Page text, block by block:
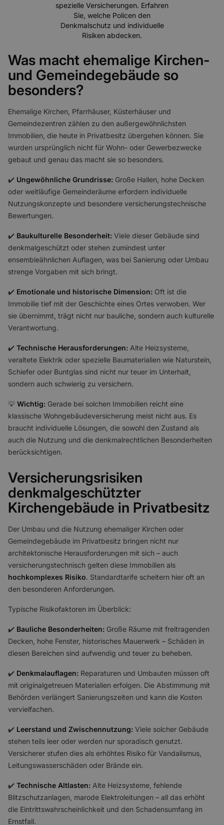
spezielle Versicherungen. Erfahren
Sie, welche Policen den
Denkmalschutz und individuelle
Risiken abdecken.
Was macht ehemalige Kirchen-
und Gemeindegebäude so
besonders?
Ehemalige Kirchen, Pfarrhäuser, Küsterhäuser und
Gemeindezentren zählen zu den außergewöhnlichsten
Immobilien, die heute in Privatbesitz übergehen können. Sie
wurden ursprünglich nicht für Wohn- oder Gewerbezwecke
gebaut und genau das macht sie so besonders.
✔️ Ungewöhnliche Grundrisse: Große Hallen, hohe Decken
oder weitläufige Gemeinderäume erfordern individuelle
Nutzungskonzepte und besondere versicherungstechnische
Bewertungen.
✔️ Baukulturelle Besonderheit: Viele dieser Gebäude sind
denkmalgeschützt oder stehen zumindest unter
ensembleähnlichen Auflagen, was bei Sanierung oder Umbau
strenge Vorgaben mit sich bringt.
✔️ Emotionale und historische Dimension: Oft ist die
Immobilie tief mit der Geschichte eines Ortes verwoben. Wer
sie übernimmt, trägt nicht nur bauliche, sondern auch kulturelle
Verantwortung.
✔️ Technische Herausforderungen: Alte Heizsysteme,
veraltete Elektrik oder spezielle Baumaterialien wie Naturstein,
Schiefer oder Buntglas sind nicht nur teuer im Unterhalt,
sondern auch schwierig zu versichern.
💡 Wichtig: Gerade bei solchen Immobilien reicht eine
klassische Wohngebäudeversicherung meist nicht aus. Es
braucht individuelle Lösungen, die sowohl den Zustand als
auch die Nutzung und die denkmalrechtlichen Besonderheiten
berücksichtigen.
Versicherungsrisiken
denkmalgeschützter
Kirchengebäude in Privatbesitz
Der Umbau und die Nutzung ehemaliger Kirchen oder
Gemeindegebäude im Privatbesitz bringen nicht nur
architektonische Herausforderungen mit sich – auch
versicherungstechnisch gelten diese Immobilien als
hochkomplexes Risiko. Standardtarife scheitern hier oft an
den besonderen Anforderungen.
Typische Risikofaktoren im Überblick:
✔️ Bauliche Besonderheiten: Große Räume mit freitragenden
Decken, hohe Fenster, historisches Mauerwerk – Schäden in
diesen Bereichen sind aufwendig und teuer zu beheben.
✔️ Denkmalauflagen: Reparaturen und Umbauten müssen oft
mit originalgetreuen Materialien erfolgen. Die Abstimmung mit
Behörden verlängert Sanierungszeiten und kann die Kosten
vervielfachen.
✔️ Leerstand und Zwischennutzung: Viele solcher Gebäude
stehen teils leer oder werden nur sporadisch genutzt.
Versicherer stufen dies als erhöhtes Risiko für Vandalismus,
Leitungswasserschäden oder Brände ein.
✔️ Technische Altlasten: Alte Heizsysteme, fehlende
Blitzschutzanlagen, marode Elektroleitungen – all das erhöht
die Eintrittswahrscheinlichkeit und den Schadensumfang im
Ernstfall.